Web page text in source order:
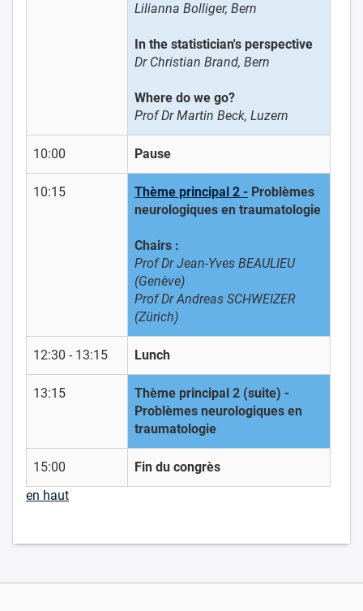
Lilianna Bolliger, Bern
In the statistician's perspective
Dr Christian Brand, Bern
Where do we go?
Prof Dr Martin Beck, Luzern
10:00 Pause
10:15 Thème principal 2 - Problèmes
neurologiques en traumatologie
Chairs :
Prof Dr Jean-Yves BEAULIEU
(Genève)
Prof Dr Andreas SCHWEIZER
(Zürich)
12:30 - 13:15 Lunch
13:15
Thème principal 2 (suite) -
Problèmes neurologiques en
traumatologie
15:00
Fin du congrès
en haut